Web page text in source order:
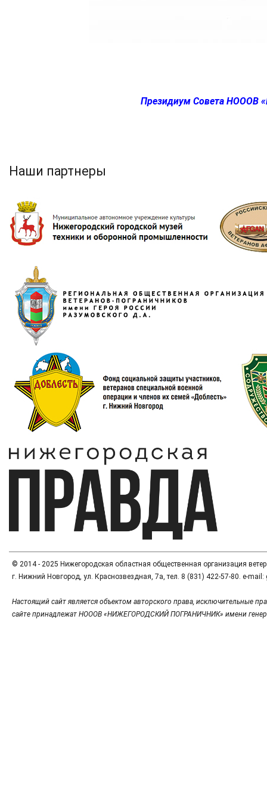
Президиум Совета НОООВ
Наши партнеры
© 2014 - 2025 Нижегородская областная общественная организация
г. Нижний Новгород, ул. Краснозвездная, 7а, тел. 8 (831) 422-57-80. e-
Настоящий сайт является объектом авторского права, исключительные
сайте принадлежат НОООВ «НИЖЕГОРОДСКИЙ ПОГРАНИЧНИК» имени